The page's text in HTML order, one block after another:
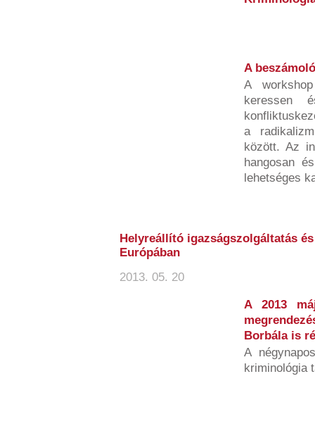
A
A
keressen
a
között. Az
hangosan
lehetséges
Helyreállító igazságszolgáltatás
Európában
2013. 05. 20
A 2013
Borbála is
A
kriminológia